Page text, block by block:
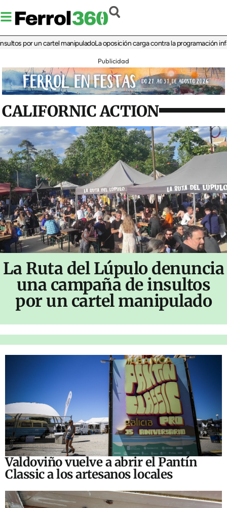
por un cartel manipuladoLa oposición carga contra la programación infantil
Publicidad
CALIFORNIC ACTION
La Ruta del Lúpulo denuncia
una campaña de insultos
por un cartel manipulado
Valdoviño vuelve a abrir el Pantín
Classic a los artesanos locales